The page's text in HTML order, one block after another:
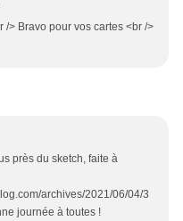
/> Bravo pour vos cartes <br />
près du sketch, faite à
archives/2021/06/04/3
journée à toutes !